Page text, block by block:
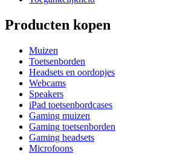
Producten kopen
Muizen
Toetsenborden
Headsets en oordopjes
Webcams
Speakers
iPad toetsenbordcases
Gaming muizen
Gaming toetsenborden
Gaming headsets
Microfoons